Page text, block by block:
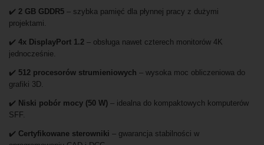
✔️ 2 GB GDDR5 – szybka pamięć dla płynnej pracy z dużymi
projektami.
✔️ 4x DisplayPort 1.2 – obsługa nawet czterech monitorów 4K
jednocześnie.
✔️ 512 procesorów strumieniowych – wysoka moc obliczeniowa do
grafiki 3D.
✔️ Niski pobór mocy (50 W) – idealna do kompaktowych komputerów
SFF.
✔️ Certyfikowane sterowniki – gwarancja stabilności w